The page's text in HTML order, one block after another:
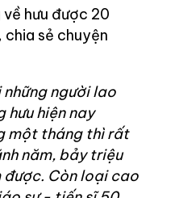
hưu được 20
sẻ chuyện
người lao
hưu hiện nay
một tháng thì rất
năm, bảy triệu
được. Còn loại cao